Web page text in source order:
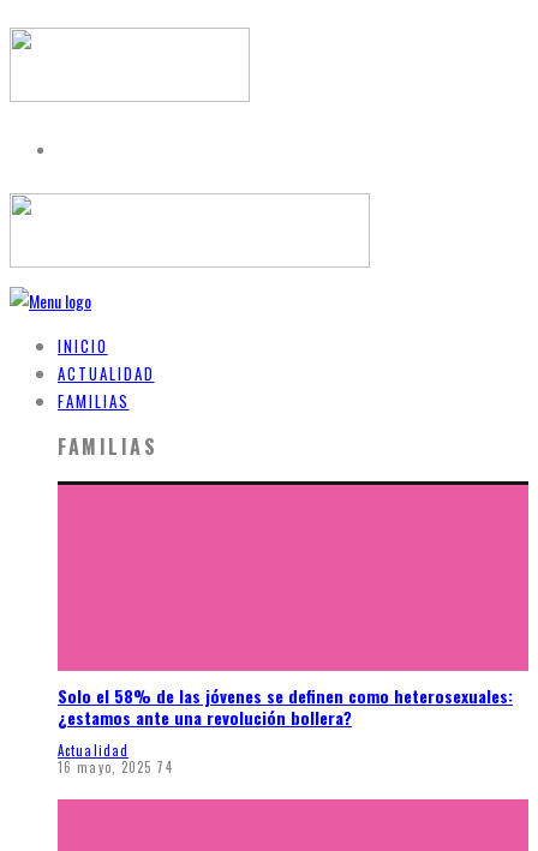
INICIO
ACTUALIDAD
FAMILIAS
FAMILIAS
Solo el 58% de las jóvenes se definen como heterosexuales:
¿estamos ante una revolución bollera?
Actualidad
16 mayo, 2025 74